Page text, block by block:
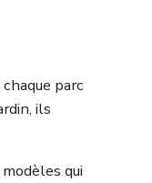
parc
ils
qui